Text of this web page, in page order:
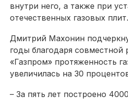
внутри него, а также при
отечественных газовых плит.
Дмитрий Махонин
годы благодаря совместной
«Газпром» протяженность
увеличилась на 30
– За пять лет построено